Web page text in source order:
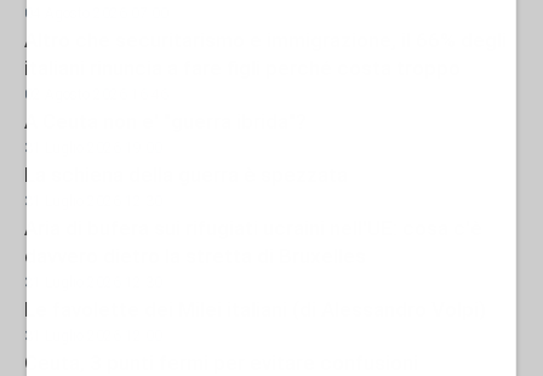
04 Agosto 2026 07:00
Altro che securitarismo e immigrazione, il 66% degli
italiani rinuncia a fare figli perché costa troppo
02 Agosto 2026 16:46
A Ceuta non e' "guerra ibrida"?
31 Luglio 2026 19:00
La schiena della guerra è spezzata
31 Luglio 2026 12:30
Aria di bufera sui rifugiati ucraini nell'UE: cosa c'è
davvero dietro la stretta di Bruxelles
31 Luglio 2026 12:30
Le favolette dei Milei italiani (di Alessandro Volpi)
31 Luglio 2026 12:00
Ceuta, 3 punti fermi per evitare confusioni